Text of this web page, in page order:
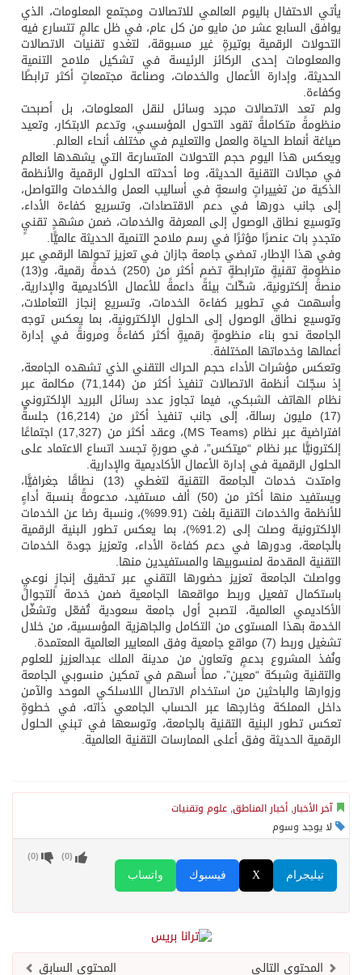
يأتي الاحتفال باليوم العالمي للاتصالات ومجتمع المعلومات، الذي
يوافق السابع عشر من مايو من كل عام، في ظل عالمٍ تتسارع فيه
التحولات الرقمية بوتيرةٍ غير مسبوقة، لتغدو تقنيات الاتصالات
والمعلومات إحدى الركائز الرئيسة في تشكيل ملامح التنمية
الحديثة، وإدارة الأعمال والخدمات، وصناعة مجتمعاتٍ أكثر ترابطًا
وكفاءة.
ولم تعد الاتصالات مجرد وسائل لنقل المعلومات، بل أصبحت
منظومةً متكاملةً تقود التحول المؤسسي، وتدعم الابتكار، وتعيد
صياغة أنماط الحياة والعمل والتعليم في مختلف أنحاء العالم.
ويعكس هذا اليوم حجم التحولات المتسارعة التي يشهدها العالم
في مجالات التقنية الحديثة، وما أحدثته الحلول الرقمية والأنظمة
الذكية من تغييراتٍ واسعةٍ في أساليب العمل والخدمات والتواصل،
إلى جانب دورها في دعم الاقتصادات، وتسريع كفاءة الأداء،
وتوسيع نطاق الوصول إلى المعرفة والخدمات، ضمن مشهدٍ تقنيٍ
متجددٍ بات عنصرًا مؤثرًا في رسم ملامح التنمية الحديثة عالميًّا.
وفي هذا الإطار، تمضي جامعة جازان في تعزيز تحولها الرقمي عبر
منظومةٍ تقنيةٍ مترابطةٍ تضم أكثر من (250) خدمةً رقمية، و(13)
منصةً إلكترونية، شكّلت بيئةً داعمةً للأعمال الأكاديمية والإدارية،
وأسهمت في تطوير كفاءة الخدمات، وتسريع إنجاز التعاملات،
وتوسيع نطاق الوصول إلى الحلول الإلكترونية، بما يعكس توجه
الجامعة نحو بناء منظومةٍ رقميةٍ أكثر كفاءةً ومرونةً في إدارة
أعمالها وخدماتها المختلفة.
وتعكس مؤشرات الأداء حجم الحراك التقني الذي تشهده الجامعة،
إذ سجّلت أنظمة الاتصالات تنفيذ أكثر من (71,144) مكالمة عبر
نظام الهاتف الشبكي، فيما تجاوز عدد رسائل البريد الإلكتروني
(17) مليون رسالة، إلى جانب تنفيذ أكثر من (16,214) جلسةً
افتراضية عبر نظام (MS Teams)، وعقد أكثر من (17,327) اجتماعًا
إلكترونيًّا عبر نظام “ميتكس”، في صورةٍ تجسد اتساع الاعتماد على
الحلول الرقمية في إدارة الأعمال الأكاديمية والإدارية.
وامتدت خدمات الجامعة التقنية لتغطي (13) نطاقًا جغرافيًّا،
ويستفيد منها أكثر من (50) ألف مستفيد، مدعومةً بنسبة أداءٍ
للأنظمة والخدمات التقنية بلغت (99.91%)، ونسبة رضا عن الخدمات
الإلكترونية وصلت إلى (91.2%)، بما يعكس تطور البنية الرقمية
بالجامعة، ودورها في دعم كفاءة الأداء، وتعزيز جودة الخدمات
التقنية المقدمة لمنسوبيها والمستفيدين منها.
وواصلت الجامعة تعزيز حضورها التقني عبر تحقيق إنجازٍ نوعيٍ
باستكمال تفعيل وربط مواقعها الجامعية ضمن خدمة التجوال
الأكاديمي العالمية، لتصبح أول جامعة سعودية تُفعّل وتشغّل
الخدمة بهذا المستوى من التكامل والجاهزية المؤسسية، من خلال
تشغيل وربط (7) مواقع جامعية وفق المعايير العالمية المعتمدة.
ونُفذ المشروع بدعمٍ وتعاونٍ من مدينة الملك عبدالعزيز للعلوم
والتقنية وشبكة “معين”، مما أسهم في تمكين منسوبي الجامعة
وزوارها والباحثين من استخدام الاتصال اللاسلكي الموحد والآمن
داخل المملكة وخارجها عبر الحساب الجامعي ذاته، في خطوةٍ
تعكس تطور البنية التقنية بالجامعة، وتوسعها في تبني الحلول
الرقمية الحديثة وفق أعلى الممارسات التقنية العالمية.
آخر الأخبار, أخبار المناطق, علوم وتقنيات
لا يوجد وسوم
واتساب فيسبوك X تيليجرام
(
0
) (
0
)
المحتوى السابق المحتوى التالي